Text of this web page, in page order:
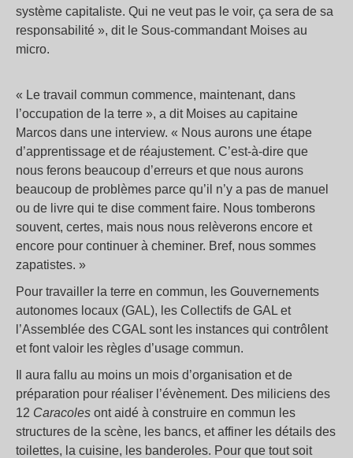
système capitaliste. Qui ne veut pas le voir, ça sera de sa
responsabilité », dit le Sous-commandant Moises au
micro.
« Le travail commun commence, maintenant, dans
l’occupation de la terre », a dit Moises au capitaine
Marcos dans une interview. « Nous aurons une étape
d’apprentissage et de réajustement. C’est-à-dire que
nous ferons beaucoup d’erreurs et que nous aurons
beaucoup de problèmes parce qu’il n’y a pas de manuel
ou de livre qui te dise comment faire. Nous tomberons
souvent, certes, mais nous nous relèverons encore et
encore pour continuer à cheminer. Bref, nous sommes
zapatistes. »
Pour travailler la terre en commun, les Gouvernements
autonomes locaux (GAL), les Collectifs de GAL et
l’Assemblée des CGAL sont les instances qui contrôlent
et font valoir les règles d’usage commun.
Il aura fallu au moins un mois d’organisation et de
préparation pour réaliser l’évènement. Des miliciens des
12 Caracoles ont aidé à construire en commun les
structures de la scène, les bancs, et affiner les détails des
toilettes, la cuisine, les banderoles. Pour que tout soit